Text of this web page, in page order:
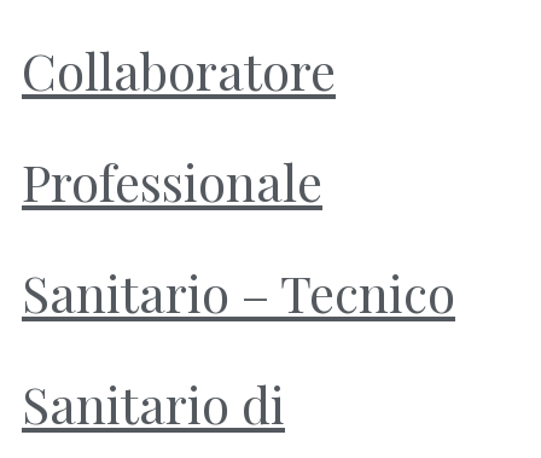
Collaboratore
Professionale
Sanitario – Tecnico
Sanitario di